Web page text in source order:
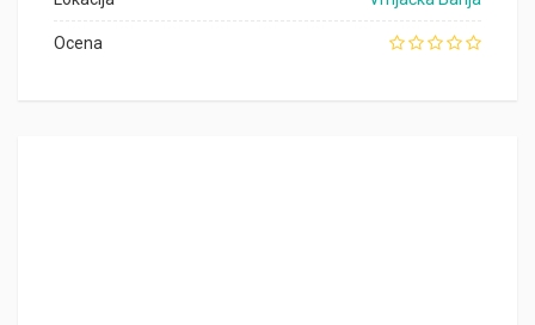
Ocena